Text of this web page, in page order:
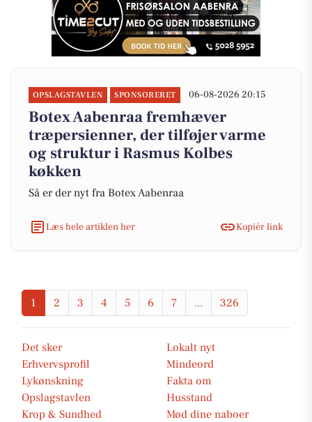
OPSLAGSTAVLEN SPONSORERET 06-08-2026 20:15
Botex Aabenraa fremhæver
træpersienner, der tilføjer varme
og struktur i Rasmus Kolbes
køkken
Så er der nyt fra Botex Aabenraa
Læs hele artiklen her Kopiér link
1 2 3 4 5 6 7 ... 326
Det sker
Lokalt nyt
Erhvervsprofil
Mindeord
Lykønskning
Fakta om
Opslagstavlen
Husstand
Krop & Sundhed
Mød dine naboer